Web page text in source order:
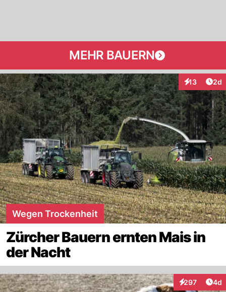
MEHR BAUERN
13
Interaktionen
2d
Wegen Trockenheit
Zürcher Bauern ernten Mais in
der Nacht
297
Interaktionen
4d